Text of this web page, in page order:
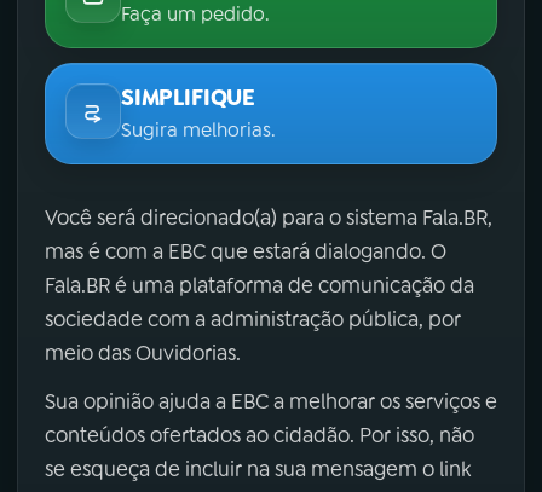
Faça um pedido.
SIMPLIFIQUE
Sugira melhorias.
Você será direcionado(a) para o sistema Fala.BR,
mas é com a EBC que estará dialogando. O
Fala.BR é uma plataforma de comunicação da
sociedade com a administração pública, por
meio das Ouvidorias.
Sua opinião ajuda a EBC a melhorar os serviços e
conteúdos ofertados ao cidadão. Por isso, não
se esqueça de incluir na sua mensagem o link